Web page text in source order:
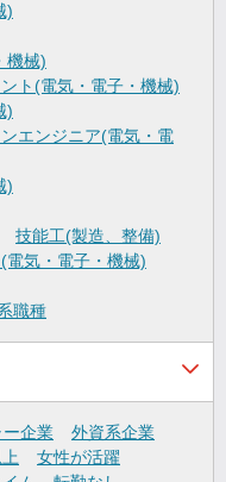
)
機械)
ト(電気・電子・機械)
)
エンジニア(電気・電
)
技能工(製造、整備)
電気・電子・機械)
職種
企業
外資系企業
女性が活躍